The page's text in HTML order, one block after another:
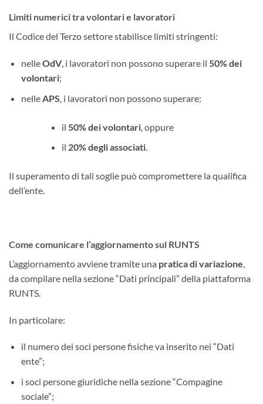
Limiti numerici tra volontari e lavoratori
Il Codice del Terzo settore stabilisce limiti stringenti:
nelleOdV, i lavoratori non possono superare il 50% dei
volontari;
nelle APS , i lavoratori non possono superare:
il 50% dei volontari, oppure
il 20% degli associati.
Il superamento di tali soglie può compromettere la qualifica
dell’ente.
Come comunicare l’aggiornamento sul RUNTS
L’aggiornamento avviene tramite una pratica di variazione,
da compilare nella sezione “Dati principali” della piattaforma
RUNTS.
In particolare:
il numero dei soci persone fisiche va inserito nei “Dati
ente”;
i soci persone giuridiche nella sezione “Compagine
sociale”;